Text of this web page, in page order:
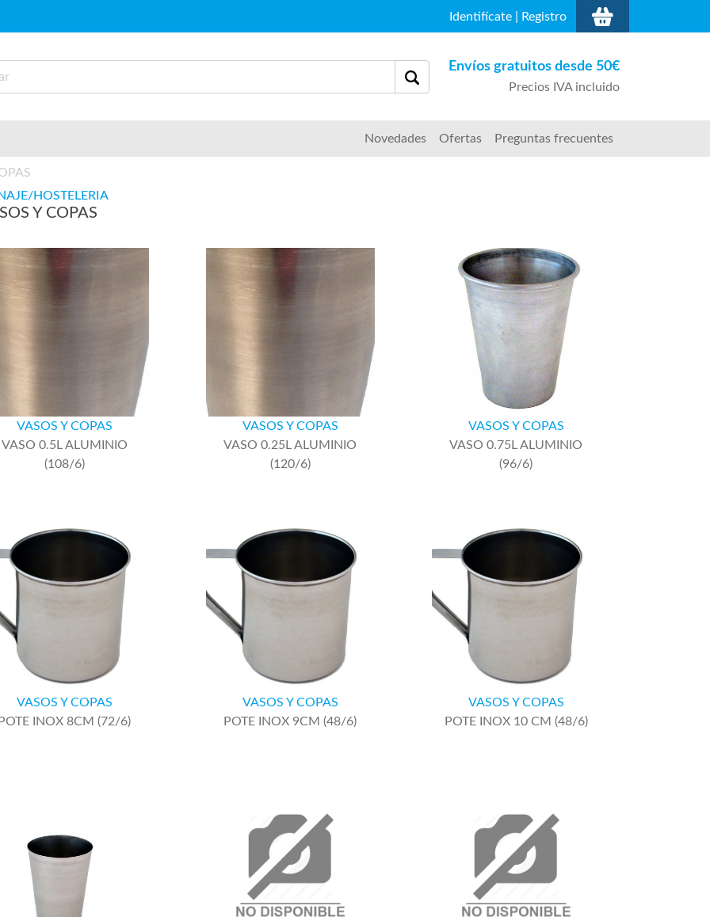
Identifícate| Registro
Envíos gratuitos desde 50€
Precios IVA incluido
Novedades Ofertas Preguntas frecuentes
HOSTELERIA
Y COPAS
VASOS Y COPAS
VASO 0.5L ALUMINIO
(108/6)
VASOS Y COPAS
VASO 0.25L ALUMINIO
(120/6)
VASOS Y COPAS
VASO 0.75L ALUMINIO
(96/6)
VASOS Y COPAS
INOX 8CM (72/6)
VASOS Y COPAS
POTE INOX 9CM (48/6)
VASOS Y COPAS
POTE INOX 10 CM (48/6)